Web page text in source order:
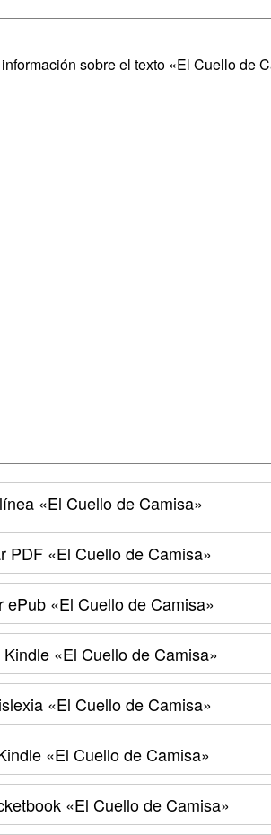
sobre el texto «El Cuello de
«El Cuello de Camisa»
PDF«El Cuello de Camisa»
ePub«El Cuello de Camisa»
«El Cuello de Camisa»
«El Cuello de Camisa»
«El Cuello de Camisa»
«El Cuello de Camisa»